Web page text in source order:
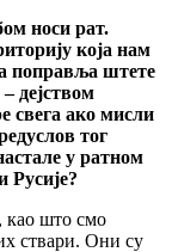
носи рат.
која нам
поправља штете
дејством
свега ако мисли
тог
у ратном
Русије?
као што смо
ствари. Они су